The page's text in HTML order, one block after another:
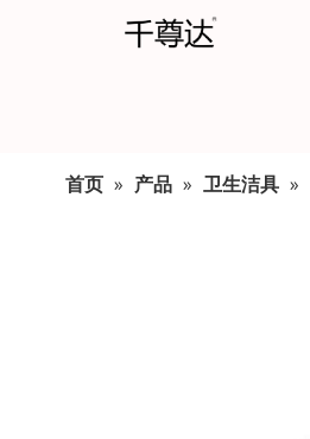
首页 » 产品 » 卫生洁具 »